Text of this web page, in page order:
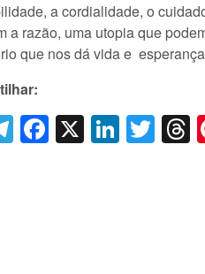
a cordialidade, o
a razão, uma utopia que
que nos dá vida e
Telegram
Facebook
X